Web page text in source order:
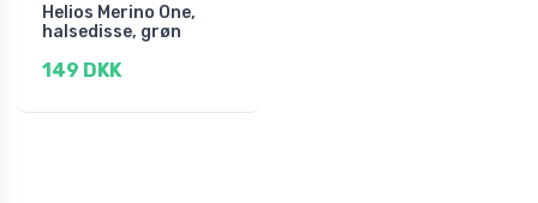
Helios Merino One,
halsedisse, grøn
149 DKK